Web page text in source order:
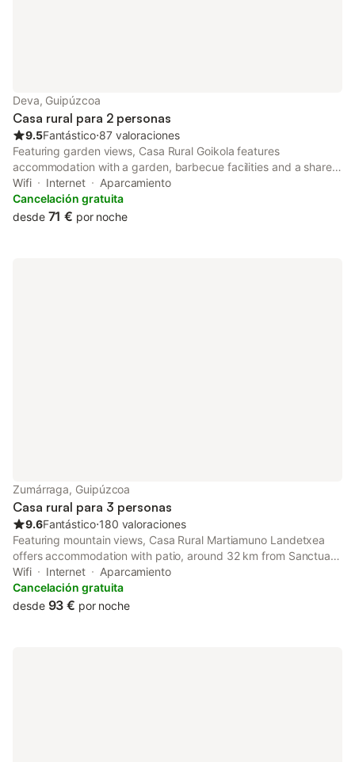
Deva, Guipúzcoa
Casa rural para 2 personas
9.5Fantástico⋅87 valoraciones
Featuring garden views, Casa Rural Goikola features
accommodation with a garden, barbecue facilities and a shared
lounge, around 41 km from La Concha Promenade. Boasting a
shared kitchen, this property also provides guests with a picnic
area.
Wifi Internet
Aparcamiento
Cancelación gratuita
desde 71 € por noche
Zumárraga, Guipúzcoa
Casa rural para 3 personas
9.6Fantástico⋅180 valoraciones
Featuring mountain views, Casa Rural Martiamuno Landetxea
offers accommodation with patio, around 32 km from Sanctuary
of Arantzazu. Boasting a shared kitchen, this property also
provides guests with a sun terrace.
Wifi Internet
Aparcamiento
Cancelación gratuita
desde 93 € por noche